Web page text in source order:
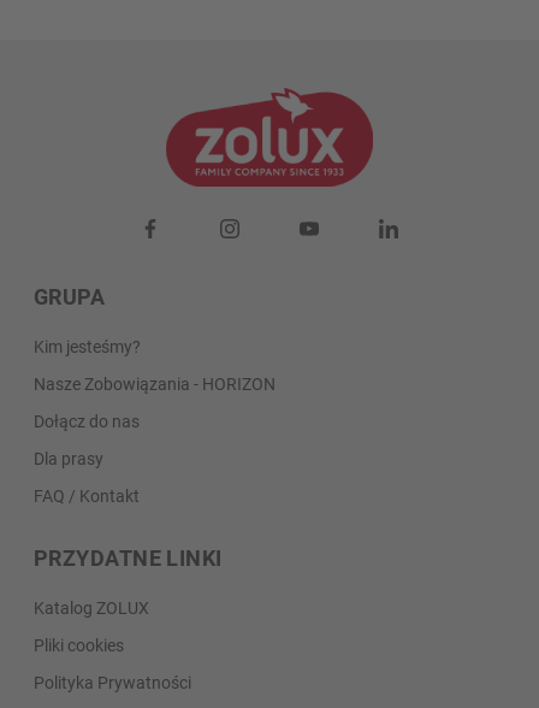
GRUPA
Kim jesteśmy?
Nasze Zobowiązania - HORIZON
Dołącz do nas
Dla prasy
FAQ / Kontakt
PRZYDATNE LINKI
Katalog ZOLUX
Pliki cookies
Polityka Prywatności